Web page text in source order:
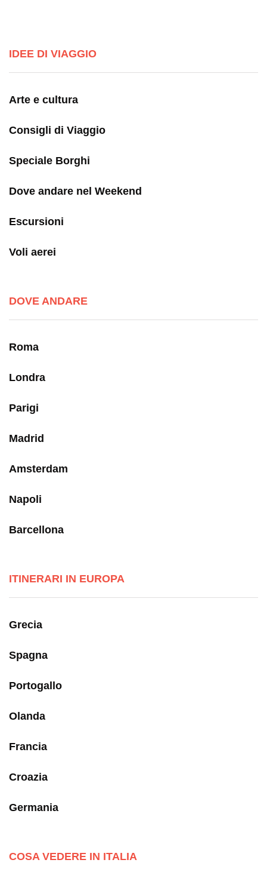
IDEE DI VIAGGIO
Arte e cultura
Consigli di Viaggio
Speciale Borghi
Dove andare nel Weekend
Escursioni
Voli aerei
DOVE ANDARE
Roma
Londra
Parigi
Madrid
Amsterdam
Napoli
Barcellona
ITINERARI IN EUROPA
Grecia
Spagna
Portogallo
Olanda
Francia
Croazia
Germania
COSA VEDERE IN ITALIA